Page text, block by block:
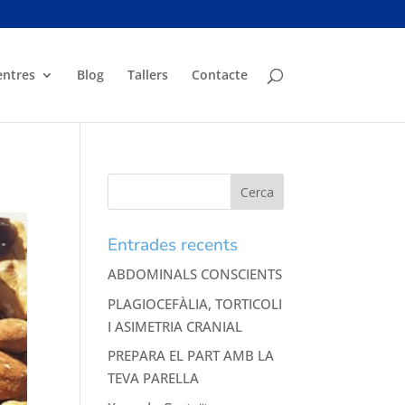
Blog Tallers Contacte
Entrades recents
ABDOMINALS CONSCIENTS
PLAGIOCEFÀLIA, TORTICOLI
I ASIMETRIA CRANIAL
PREPARA EL PART AMB LA
TEVA PARELLA